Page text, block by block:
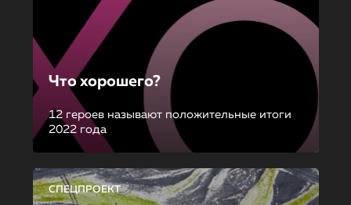
Что хорошего?
12 героев называют положительные итоги
2022 года
СПЕЦПРОЕКТ